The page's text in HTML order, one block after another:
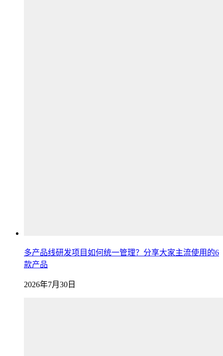
多产品线研发项目如何统一管理？分享大家主流使用的6
款产品
2026年7月30日